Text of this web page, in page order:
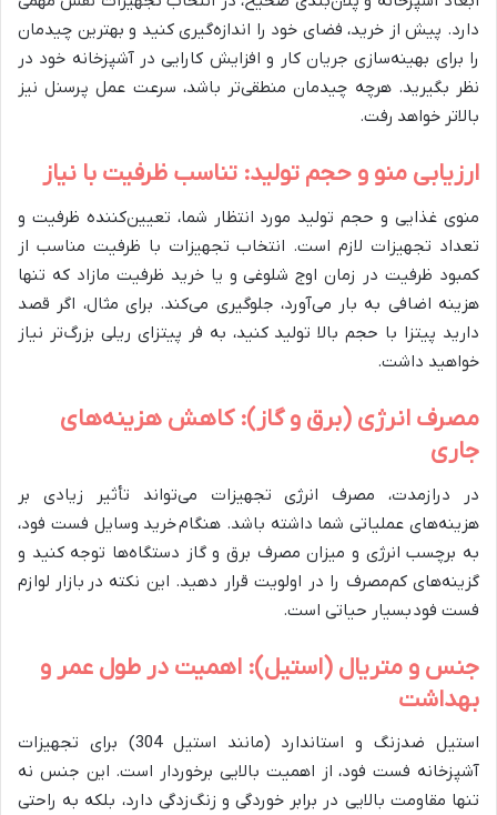
دارد. پیش از خرید، فضای خود را اندازه‌گیری کنید و بهترین چیدمان
را برای بهینه‌سازی جریان کار و افزایش کارایی در آشپزخانه خود در
نظر بگیرید. هرچه چیدمان منطقی‌تر باشد، سرعت عمل پرسنل نیز
بالاتر خواهد رفت.
ارزیابی منو و حجم تولید: تناسب ظرفیت با نیاز
منوی غذایی و حجم تولید مورد انتظار شما، تعیین‌کننده ظرفیت و
تعداد تجهیزات لازم است. انتخاب تجهیزات با ظرفیت مناسب از
کمبود ظرفیت در زمان اوج شلوغی و یا خرید ظرفیت مازاد که تنها
هزینه اضافی به بار می‌آورد، جلوگیری می‌کند. برای مثال، اگر قصد
دارید پیتزا با حجم بالا تولید کنید، به فر پیتزای ریلی بزرگ‌تر نیاز
خواهید داشت.
مصرف انرژی (برق و گاز): کاهش هزینه‌های
جاری
در درازمدت، مصرف انرژی تجهیزات می‌تواند تأثیر زیادی بر
هزینه‌های عملیاتی شما داشته باشد. هنگام خرید وسایل فست فود،
به برچسب انرژی و میزان مصرف برق و گاز دستگاه‌ها توجه کنید و
گزینه‌های کم‌مصرف را در اولویت قرار دهید. این نکته در بازار لوازم
فست فود بسیار حیاتی است.
جنس و متریال (استیل): اهمیت در طول عمر و
بهداشت
استیل ضدزنگ و استاندارد (مانند استیل 304) برای تجهیزات
آشپزخانه فست فود، از اهمیت بالایی برخوردار است. این جنس نه
تنها مقاومت بالایی در برابر خوردگی و زنگ‌زدگی دارد، بلکه به راحتی